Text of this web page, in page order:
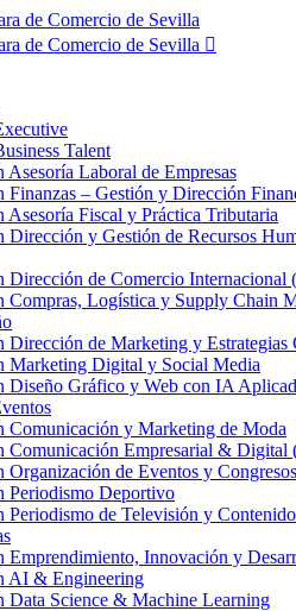
Talent
Asesoría Laboral de Empresas
Finanzas – Gestión y Dirección
Asesoría Fiscal y Práctica Tributaria
Dirección y Gestión de Recursos
Dirección de Comercio
Compras, Logística y Supply Chain
Dirección de Marketing y Estrategias
Marketing Digital y Social Media
Diseño Gráfico y Web con IA
Comunicación y Marketing de Moda
Comunicación Empresarial &
Organización de Eventos y
Periodismo Deportivo
Periodismo de Televisión y
Emprendimiento, Innovación y
AI & Engineering
Data Science & Machine Learning